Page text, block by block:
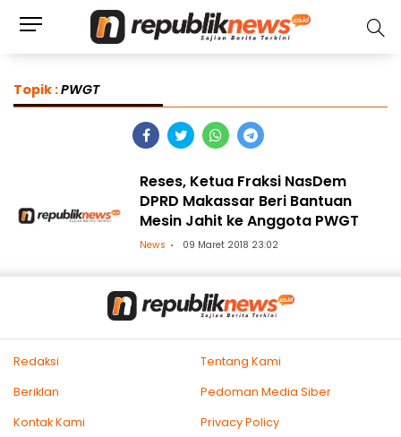
Topik :PWGT
Reses, Ketua Fraksi NasDem
DPRD Makassar Beri Bantuan
Mesin Jahit ke Anggota PWGT
News 09 Maret 2018 23:02
Redaksi
Tentang Kami
Beriklan
Pedoman Media Siber
Kontak Kami
Privacy Policy